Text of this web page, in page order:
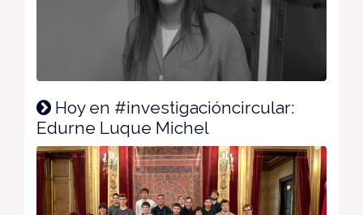
Hoy en #investigacióncircular:
Edurne Luque Michel